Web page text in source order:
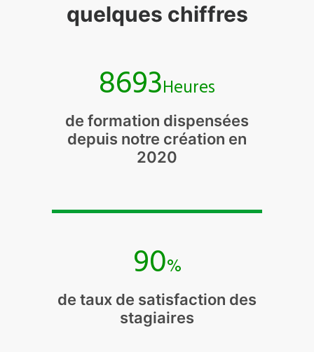
quelques chiffres
8693Heures
de formation dispensées
depuis notre création en
2020
90%
de taux de satisfaction des
stagiaires